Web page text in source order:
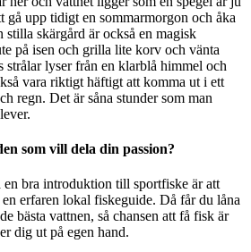
gå upp tidigt en sommarmorgon och åka
stilla skärgård är också en magisk
på isen och grilla lite korv och vänta
strålar lyser från en klarblå himmel och
å vara riktigt häftigt att komma ut i ett
regn. Det är såna stunder som man
som vill dela din passion?
en bra introduktion till sportfiske är att
erfaren lokal fiskeguide. Då får du låna
bästa vattnen, så chansen att få fisk är
dig ut på egen hand.